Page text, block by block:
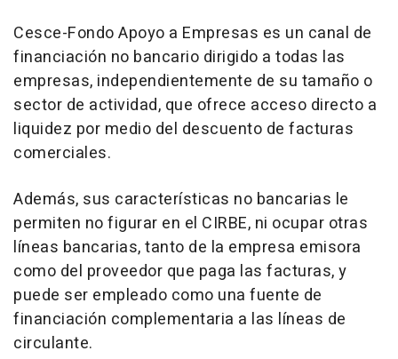
Cesce-Fondo Apoyo a Empresas es un canal de
financiación no bancario dirigido a todas las
empresas, independientemente de su tamaño o
sector de actividad, que ofrece acceso directo a
liquidez por medio del descuento de facturas
comerciales.
Además, sus características no bancarias le
permiten no figurar en el CIRBE, ni ocupar otras
líneas bancarias, tanto de la empresa emisora
como del proveedor que paga las facturas, y
puede ser empleado como una fuente de
financiación complementaria a las líneas de
circulante.